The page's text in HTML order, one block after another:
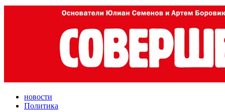
новости
Политика